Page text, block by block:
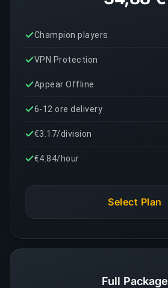
Champion players
VPN Protection
Appear Offline
6-12 ore delivery
€3.17/division
€4.84/hour
Select Plan
Full Package